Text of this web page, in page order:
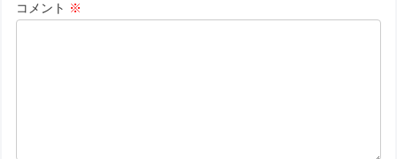
コメント ※